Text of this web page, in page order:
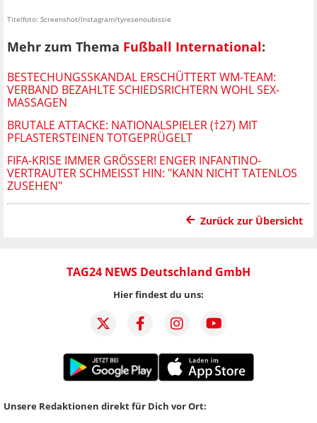
Titelfoto: Screenshot/Instagram/tyresenoubissie
Mehr zum Thema Fußball International:
BESTECHUNGSSKANDAL ERSCHÜTTERT WM-TEAM:
VERBAND BEZAHLTE SCHIEDSRICHTERN WOHL SEX-
MASSAGEN
BRUTALE ATTACKE: NATIONALSPIELER (†27) MIT
PFLASTERSTEINEN TOTGEPRÜGELT
FIFA-KRISE IMMER GRÖSSER! ENGER INFANTINO-V
ERTRAUTER SCHMEISST HIN: "KANN NICHT TATENLOS ZU
SEHEN"
Zurück zur Übersicht
TAG24 NEWS Deutschland GmbH
Hier findest du uns:
Unsere Redaktionen direkt für Dich vor Ort: